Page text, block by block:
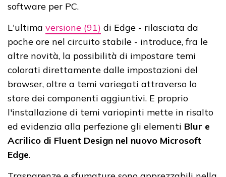
software per PC.
L'ultima versione (91) di Edge - rilasciata da
poche ore nel circuito stabile - introduce, fra le
altre novità, la possibilità di impostare temi
colorati direttamente dalle impostazioni del
browser, oltre a temi variegati attraverso lo
store dei componenti aggiuntivi. E proprio
l'installazione di temi variopinti mette in risalto
ed evidenzia alla perfezione gli elementi Blur e
Acrilico di Fluent Design nel nuovo Microsoft
Edge.